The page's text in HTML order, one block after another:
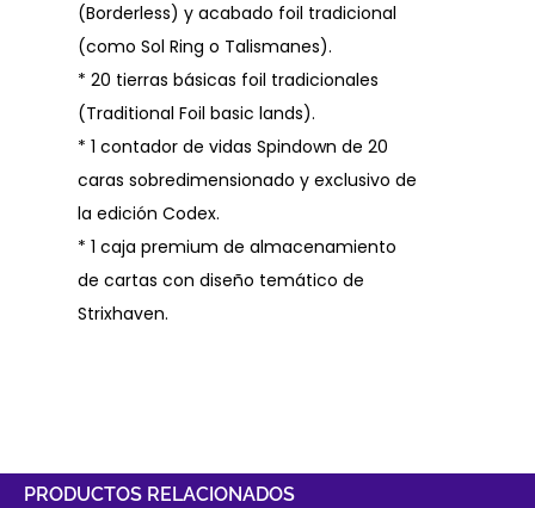
(Borderless) y acabado foil tradicional
(como Sol Ring o Talismanes).
* 20 tierras básicas foil tradicionales
(Traditional Foil basic lands).
* 1 contador de vidas Spindown de 20
caras sobredimensionado y exclusivo de
la edición Codex.
* 1 caja premium de almacenamiento
de cartas con diseño temático de
Strixhaven.
PRODUCTOS RELACIONADOS